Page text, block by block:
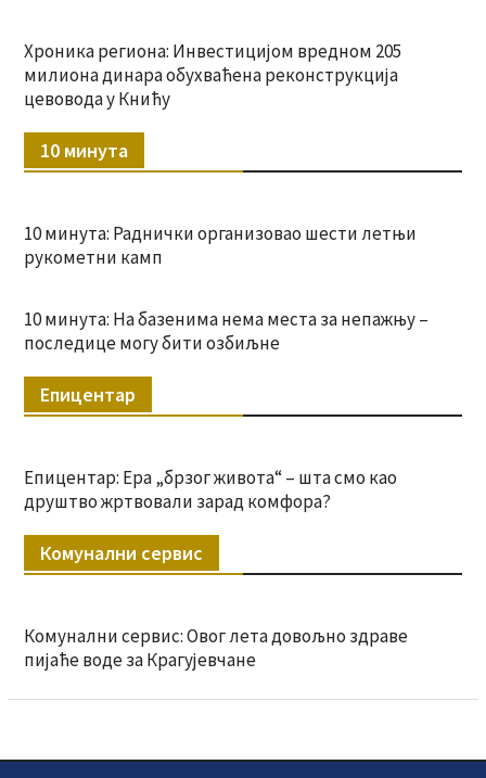
Хроника региона: Инвестицијом вредном 205
милиона динара обухваћена реконструкција
цевовода у Книћу
10 минута
10 минута: Раднички организовао шести летњи
рукометни камп
10 минута: На базенима нема места за непажњу –
последице могу бити озбиљне
Епицентар
Епицентар: Ера „брзог живота“ – шта смо као
друштво жртвовали зарад комфора?
Комунални сервис
Комунални сервис: Овог лета довољно здраве
пијаће воде за Крагујевчане